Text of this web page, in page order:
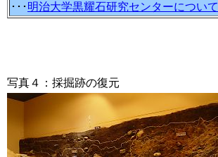
･･･ 明治大学黒耀石研究センターについて
写真４：採掘跡の復元